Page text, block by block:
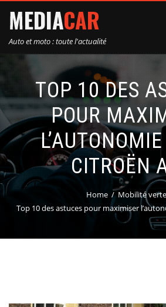
Auto et moto : toute l'actualité
TOP 10 DES
POUR
CITROËN
Home
Mobilité verte
Top 10 des astuces pour maximiser